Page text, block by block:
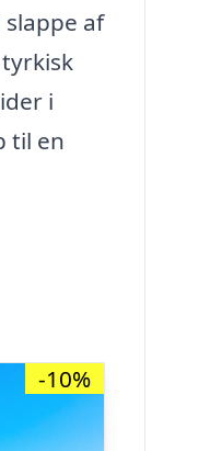
af
i
til en
-10%